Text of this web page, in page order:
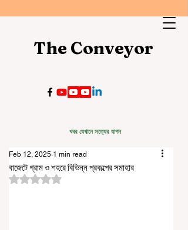
The Conveyor
খবর যেখানে সত্যের যাপন
বাজেটে গ্রাম ও শহরে বিভিন্ন প্রকল্পের সমাহার
Feb 12, 2025 1 min read
Rated NaN out of 5 stars.